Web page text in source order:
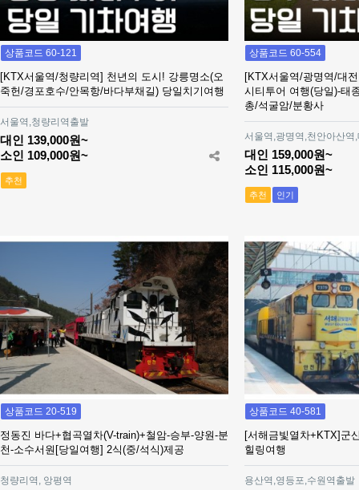
상품코드 60-121
[KTX서울역/청량리역] 천년의 도시! 강릉명소(오
죽헌/경포호수/안목항/바다부채길) 당일치기여행
서울역,청량리역출발
대인 139,000원~
소인 109,000원~
추천
상품코드 60-554
[KTX서울역/광명역/대
시티투어 여행(당일)-태
총/석굴암/분황사
서울역,광명역,천안아산역
대인 159,000원~
소인 115,000원~
추천 인기
상품코드 20-519
정동진 바다+협곡열차(V-train)+철암-승부-양원-분
천-소수서원[당일여행] 2식(중/석식)제공
청량리역, 앙평역
상품코드 40-581
[서해금빛열차+KTX]군
힐링여행
용산역,영등포,수원역출발